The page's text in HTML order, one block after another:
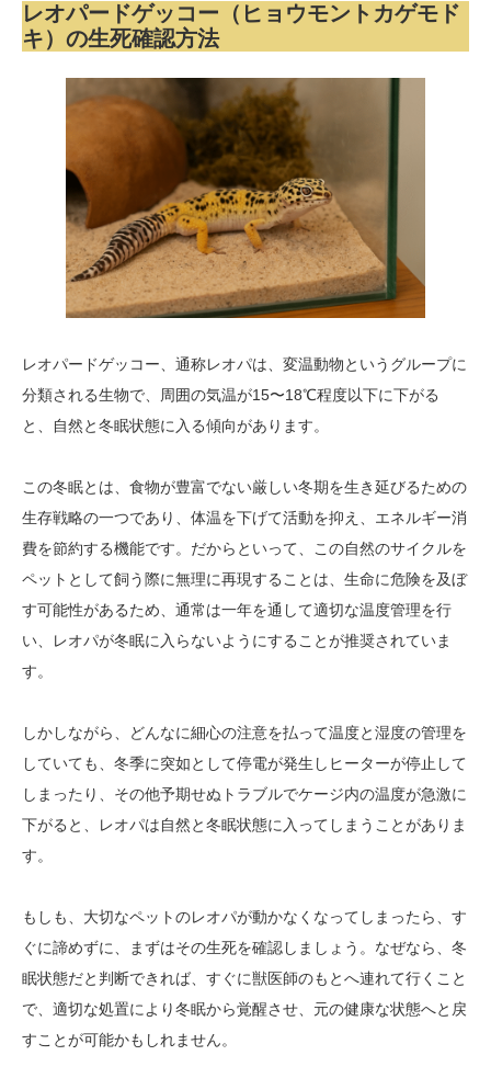
レオパードゲッコー（ヒョウモントカゲモド
キ）の生死確認方法
レオパードゲッコー、通称レオパは、変温動物というグループに
分類される生物で、周囲の気温が15〜18℃程度以下に下がる
と、自然と冬眠状態に入る傾向があります。
この冬眠とは、食物が豊富でない厳しい冬期を生き延びるための
生存戦略の一つであり、体温を下げて活動を抑え、エネルギー消
費を節約する機能です。だからといって、この自然のサイクルを
ペットとして飼う際に無理に再現することは、生命に危険を及ぼ
す可能性があるため、通常は一年を通して適切な温度管理を行
い、レオパが冬眠に入らないようにすることが推奨されていま
す。
しかしながら、どんなに細心の注意を払って温度と湿度の管理を
していても、冬季に突如として停電が発生しヒーターが停止して
しまったり、その他予期せぬトラブルでケージ内の温度が急激に
下がると、レオパは自然と冬眠状態に入ってしまうことがありま
す。
もしも、大切なペットのレオパが動かなくなってしまったら、す
ぐに諦めずに、まずはその生死を確認しましょう。なぜなら、冬
眠状態だと判断できれば、すぐに獣医師のもとへ連れて行くこと
で、適切な処置により冬眠から覚醒させ、元の健康な状態へと戻
すことが可能かもしれません。